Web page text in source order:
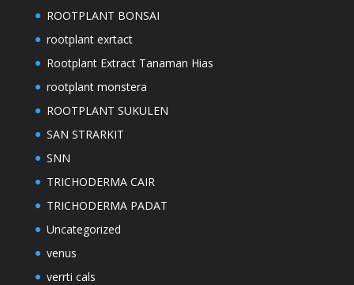
ROOTPLANT BONSAI
rootplant exrtact
Rootplant Extract Tanaman Hias
rootplant monstera
ROOTPLANT SUKULEN
SAN STRARKIT
SNN
TRICHODERMA CAIR
TRICHODERMA PADAT
Uncategorized
venus
verrti cals